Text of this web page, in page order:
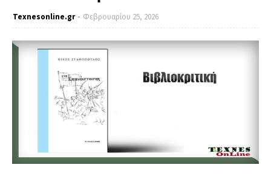
Texnesοnline.gr Φεβρουαρίου 25, 2026